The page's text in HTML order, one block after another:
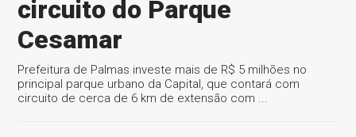
circuito do Parque
Cesamar
Prefeitura de Palmas investe mais de R$ 5 milhões no
principal parque urbano da Capital, que contará com
circuito de cerca de 6 km de extensão com ...